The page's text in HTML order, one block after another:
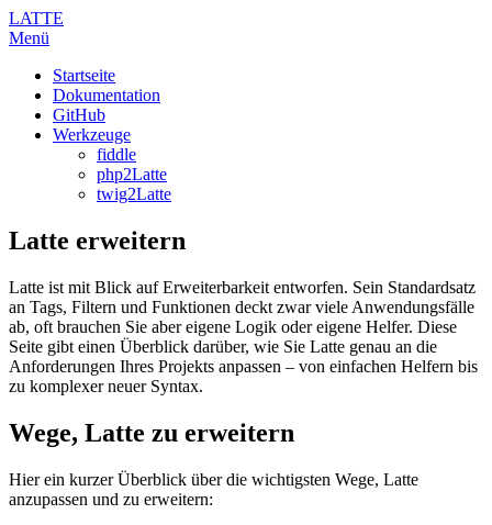
LATTE
Menü
Startseite
Dokumentation
GitHub
Werkzeuge
fiddle
php2Latte
twig2Latte
Latte erweitern
Latte ist mit Blick auf Erweiterbarkeit entworfen. Sein Standardsatz
an Tags, Filtern und Funktionen deckt zwar viele Anwendungsfälle
ab, oft brauchen Sie aber eigene Logik oder eigene Helfer. Diese
Seite gibt einen Überblick darüber, wie Sie Latte genau an die
Anforderungen Ihres Projekts anpassen – von einfachen Helfern bis
zu komplexer neuer Syntax.
Wege, Latte zu erweitern
Hier ein kurzer Überblick über die wichtigsten Wege, Latte
anzupassen und zu erweitern: